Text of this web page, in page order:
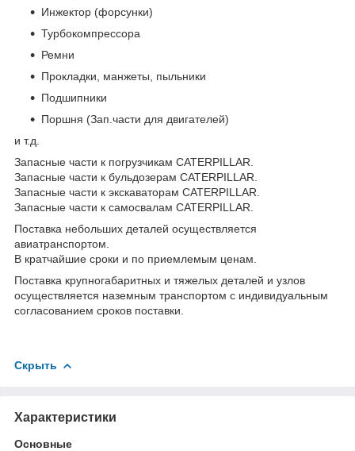
Инжектор (форсунки)
Турбокомпрессора
Ремни
Прокладки, манжеты, пыльники
Подшипники
Поршня (Зап.части для двигателей)
и т.д.
Запасные части к погрузчикам CATERPILLAR.
Запасные части к бульдозерам CATERPILLAR.
Запасные части к экскаваторам CATERPILLAR.
Запасные части к самосвалам CATERPILLAR.
Поставка небольших деталей осуществляется
авиатранспортом.
В кратчайшие сроки и по приемлемым ценам.
Поставка крупногабаритных и тяжелых деталей и узлов
осуществляется наземным транспортом с индивидуальным
согласованием сроков поставки.
Скрыть
Характеристики
Основные